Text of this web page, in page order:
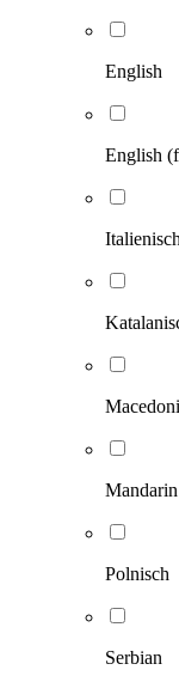
English
English
Italienisch
Polnisch
Serbian